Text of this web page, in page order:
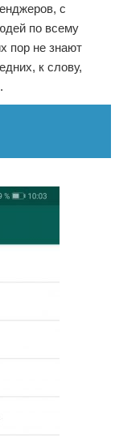
с
по всему
пор не знают
к слову,